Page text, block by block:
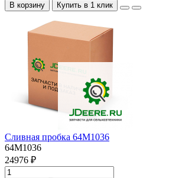
В корзину Купить в 1 клик
Сливная пробка 64M1036
64M1036
24976 ₽